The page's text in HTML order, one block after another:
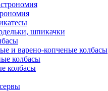
шпикачки
и варено-копченые колбасы
колбасы
колбасы